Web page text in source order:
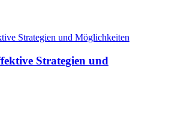
Strategien und